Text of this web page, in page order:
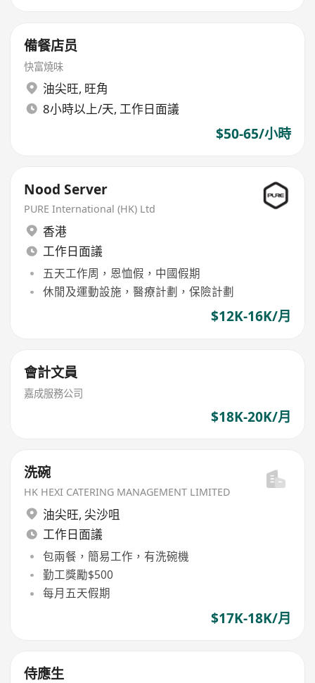
備餐店员
快富燒味
油尖旺, 旺角
8小時以上/天, 工作日面議
$50-65/小時
Nood Server
PURE International (HK) Ltd
香港
工作日面議
五天工作周，恩恤假，中國假期
休閒及運動設施，醫療計劃，保險計劃
$12K-16K/月
會計文員
嘉成服務公司
$18K-20K/月
洗碗
HK HEXI CATERING MANAGEMENT LIMITED
油尖旺, 尖沙咀
工作日面議
包兩餐，簡易工作，有洗碗機
勤工獎勵$500
每月五天假期
$17K-18K/月
侍應生